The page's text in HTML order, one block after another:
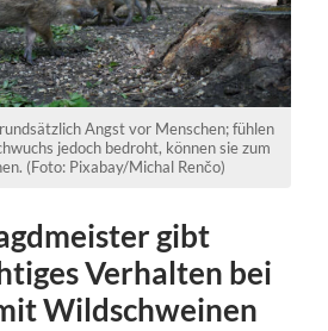
Angst vor Menschen; fühlen
jedoch bedroht, können sie zum
(Foto: Pixabay/Michal Renčo)
gibt
Verhalten bei
Wildschweinen